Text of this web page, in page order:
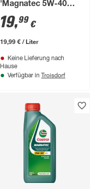
'Magnatec 5W-40
DPF' 1 l
19,99 €
19,99 € / Liter
Keine Lieferung nach
Hause
Verfügbar in Troisdorf